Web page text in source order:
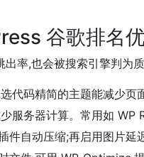
谷歌排名
率,也会被搜索引擎判为
代码精简的主题能减少页
服务器计算。常用如 WP
自动压缩;再启用图片延